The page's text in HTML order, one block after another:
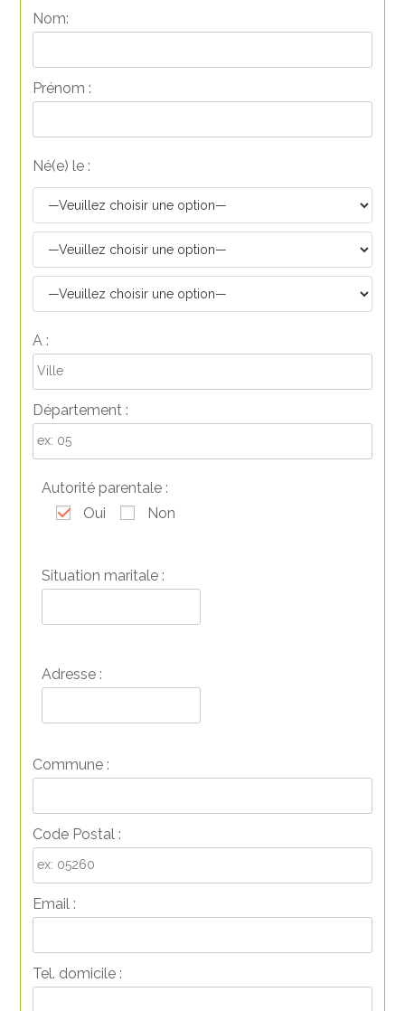
Nom:
Prénom :
Né(e) le :
A :
Département :
Autorité parentale :
Oui
Non
Situation maritale :
Adresse :
Commune :
Code Postal :
Email :
Tel. domicile :